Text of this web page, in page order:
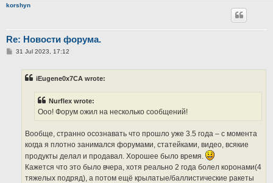
korshyn
Re: Новости форума.
P31 Jul 2023, 17:12
iEugene0x7CA wrote:
Nurflex wrote:
Ооо! Форум ожил на несколько сообщений!
Вообще, странно осознавать что прошло уже 3.5 года – с момента
когда я плотно занимался форумами, статейками, видео, всякие
продукты делал и продавал. Хорошее было время.
Кажется что это было вчера, хотя реально 2 года болел коронами(4
тяжелых подряд), а потом ещё крылатые/баллистические ракеты